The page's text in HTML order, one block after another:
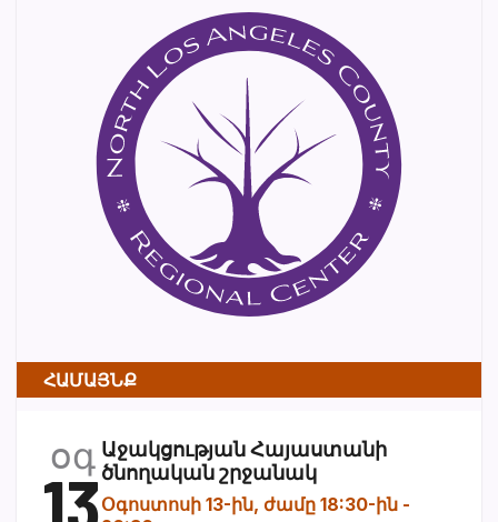
ՀԱՄԱՅՆՔ
օգ
13
Աջակցության Հայաստանի
ծնողական շրջանակ
Օգոստոսի 13-ին, ժամը 18:30-ին -